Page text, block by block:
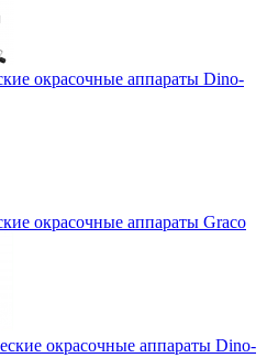
окрасочные аппараты Dino-
окрасочные аппараты Graco
окрасочные аппараты Dino-